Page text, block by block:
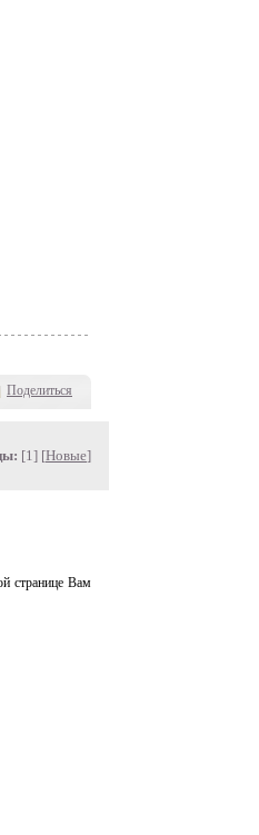
Поделиться
[1] [Новые]
странице Вам